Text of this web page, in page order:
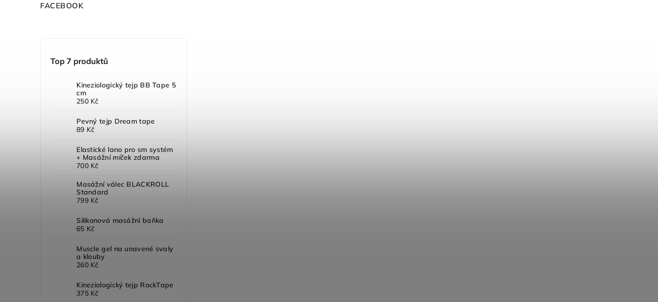
FACEBOOK
Top 7 produktů
Kineziologický tejp BB Tape 5
cm
250 Kč
Pevný tejp Dream tape
89 Kč
Elastické lano pro sm systém
+ Masážní míček zdarma
700 Kč
Masážní válec BLACKROLL
Standard
799 Kč
Silikonová masážní baňka
65 Kč
Muscle gel na unavené svaly
a klouby
260 Kč
Kineziologický tejp RockTape
375 Kč